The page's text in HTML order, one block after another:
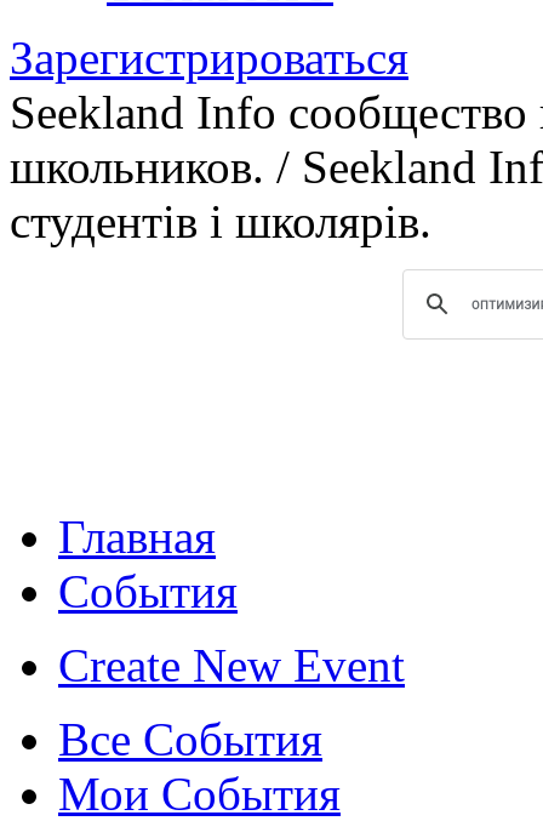
Зарегистрироваться
Seekland Info
школьников. / Seekland
студентів і школярів.
Главная
События
Create New Event
Все События
Мои События